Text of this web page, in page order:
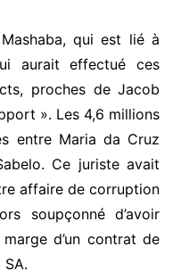
Mashaba, qui est lié à
aurait effectué ces
proches de Jacob
». Les 4,6 millions
entre Maria da Cruz
Ce juriste avait
affaire de corruption
soupçonné d’avoir
d’un contrat de